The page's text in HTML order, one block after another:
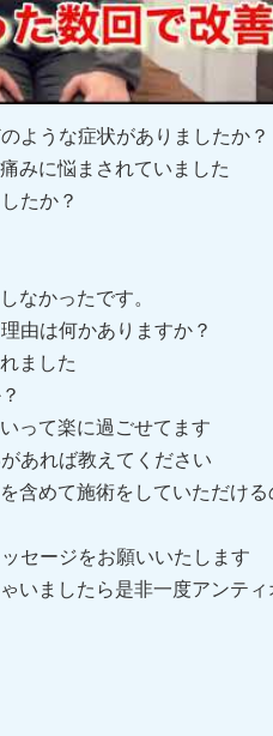
ような症状がありましたか？
みに悩まされていました
たか？
なかったです。
由は何かありますか？
ました
って楽に過ごせてます
あれば教えてください
含めて施術をしていただける
セージをお願いいたします
いましたら是非一度アンティ